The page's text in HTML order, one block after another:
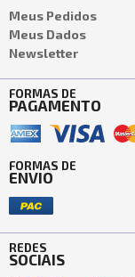
Meus Pedidos
Meus Dados
Newsletter
FORMAS DE
PAGAMENTO
FORMAS DE
ENVIO
REDES
SOCIAIS